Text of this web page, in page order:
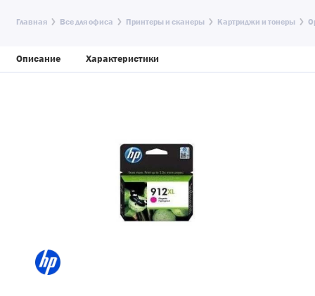
Главная Все для офиса Принтеры и сканеры Картриджи и тонеры
Описание Характеристики